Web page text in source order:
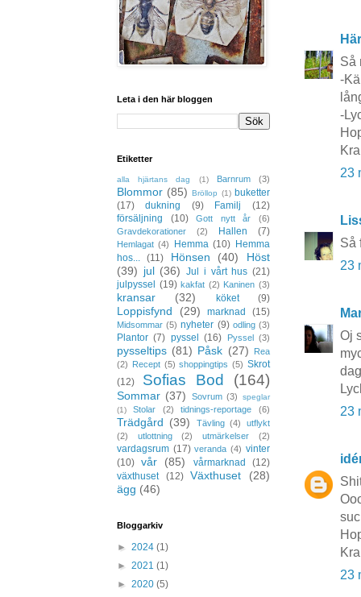
Så
-
-
23
Så
23
Oj
23
23
Leta i den här bloggen
Etiketter
alla hjärtans dag (1) Barnrum (3)
Blommor (85) Bröllop (1) buketter
(17)
dukning (9) Familj
(12)
försäljning
(10) Gott nytt år
(6)
Gravdekorationer
(2) Hallen (7)
Hemlagat (4) Hemma (10) Hemma
hos...
(11) Hönsen (40)
Höst
(39) jul (36) Jul i vårt hus (21)
julpyssel
(19) kakfat (2) Kaninen (3)
kransar (32) köket (9)
Loppisfynd (29) marknad (15)
Midsommar (5) nyheter (9) odling (3)
Plantor (7) pyssel (16) Pyssel (3)
pysseltips (81) Påsk (27)
Rea
(2) Recept (5) shoppingtips (5) Skrot
(12)
Sofias Bod (164)
Sommar (37) Sovrum (3)
speglar
(1)
Stolar (2) tidnings-reportage (6)
Trädgård (39) Tävling (4)
utflykt
(2)
utlottning (2) utmärkelser (2)
vardagsrum (17) veranda (4) vinter
(10) vår (85) vårmarknad
(12)
växthuset
(12) Växthuset
(28)
ägg (46)
Bloggarkiv
► 2024 (1)
► 2021 (1)
► 2020 (5)